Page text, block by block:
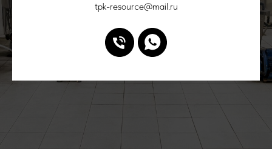
tpk-resource@mail.ru